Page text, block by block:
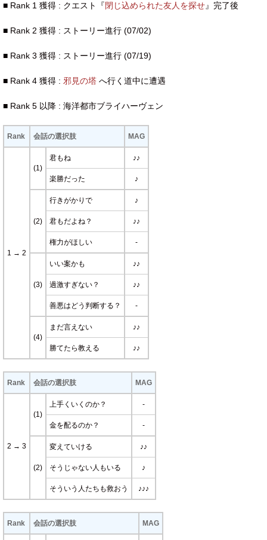
■ Rank 1 獲得 : クエスト『閉じ込められた友人を探せ』完了後
■ Rank 2 獲得 : ストーリー進行 (07/02)
■ Rank 3 獲得 : ストーリー進行 (07/19)
■ Rank 4 獲得 : 邪見の塔へ行く道中に遭遇
■ Rank 5 以降 : 海洋都市ブライハーヴェン
Rank 会話の選択肢 MAG
1 → 2
(1)
君もね ♪♪
楽勝だった ♪
(2)
行きがかりで ♪
君もだよね？ ♪♪
権力がほしい -
(3)
いい案かも ♪♪
過激すぎない？ ♪♪
善悪はどう判断する？ -
(4)
まだ言えない ♪♪
勝てたら教える ♪♪
Rank 会話の選択肢 MAG
2 → 3
(1)
上手くいくのか？ -
金を配るのか？ -
(2)
変えていける ♪♪
そうじゃない人もいる ♪
そういう人たちも救おう ♪♪♪
Rank 会話の選択肢 MAG